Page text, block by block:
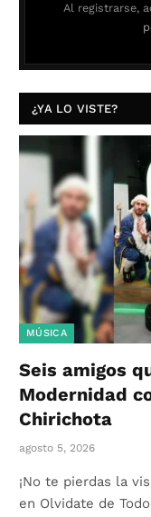
Al registrarse,
¿YA LO VISTE?
MÚSICA
Seis amigos
Modernidad
Chirichota
agosto 5, 2026
¡No te pierdas la
en Olvidate de